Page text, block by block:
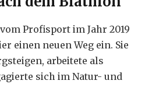
Profisport im Jahr 2019
einen neuen Weg ein. Sie
arbeitete als
sich im Natur- und